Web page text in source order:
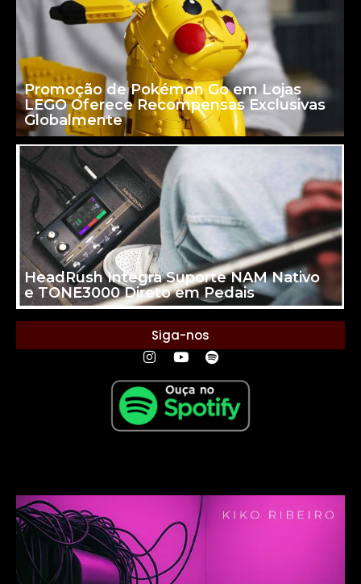
Promoção de Pokémon Go em Lojas
LEGO Oferece Recompensas Exclusivas
Globalmente
HeadRush Integra Suporte NAM Nativo
e TONE3000 Direto em Pedais
Siga-nos